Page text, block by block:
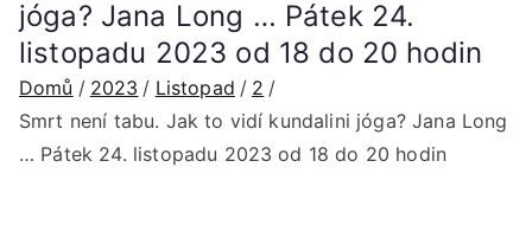
jóga? Jana Long … Pátek 24.
listopadu 2023 od 18 do 20 hodin
Domů 2023 Listopad
2
Smrt není tabu. Jak to vidí kundalini jóga? Jana Long
… Pátek 24. listopadu 2023 od 18 do 20 hodin